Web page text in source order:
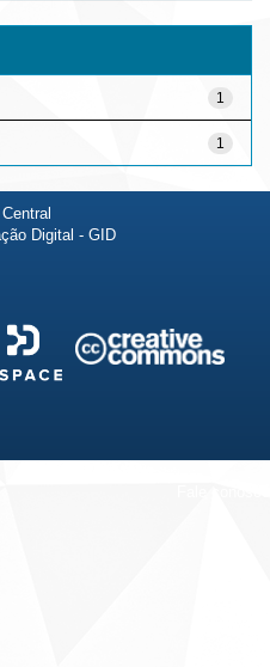
1
1
Digital - GID